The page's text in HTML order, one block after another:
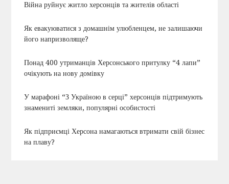
Війна руйнує житло херсонців та жителів області
Як евакуюватися з домашнім улюбленцем, не залишаючи
його напризволяще?
Понад 400 утриманців Херсонського притулку “4 лапи”
очікують на нову домівку
У марафоні “З Україною в серці” херсонців підтримують
знамениті земляки, популярні особистості
Як підприємці Херсона намагаються втримати свій бізнес
на плаву?